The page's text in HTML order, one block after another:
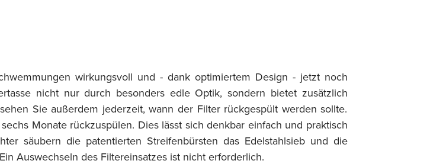
wirkungsvoll und - dank optimiertem Design - jetzt noch
nicht nur durch besonders edle Optik, sondern bietet zusätzlich
Sie außerdem jederzeit, wann der Filter rückgespült werden sollte.
Monate rückzuspülen. Dies lässt sich denkbar einfach und praktisch
säubern die patentierten Streifenbürsten das Edelstahlsieb und die
Auswechseln des Filtereinsatzes ist nicht erforderlich.